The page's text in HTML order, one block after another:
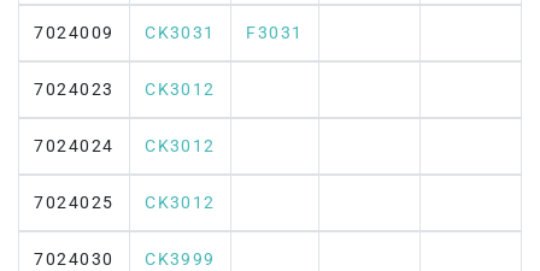
7024009 CK3031 F3031
7024023 CK3012
7024024 CK3012
7024025 CK3012
7024030 CK3999